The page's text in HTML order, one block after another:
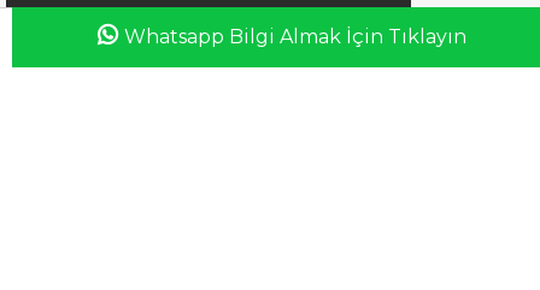
iletisim@esswaap.com
Whatsapp Bilgi Almak İçin Tıklayın
Anasayfa Favorilerim Sepetim Üye Girişi